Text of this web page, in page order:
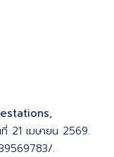
21 เมษายน 2569.
.